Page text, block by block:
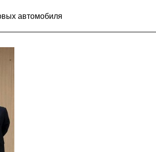
автомобиля